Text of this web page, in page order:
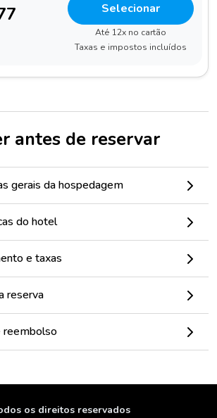
Selecionar
Até 12x no cartão
Taxas e impostos incluídos
antes de reservar
gerais da hospedagem
do hotel
e taxas
reserva
reembolso
os direitos reservados